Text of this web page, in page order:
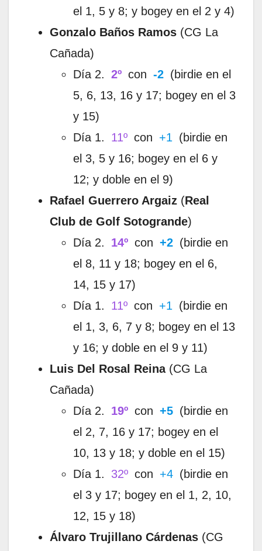
el 1, 5 y 8; y bogey en el 2 y 4)
Gonzalo Baños Ramos (CG La
Cañada)
Día 2. 2º con -2 (birdie en el
5, 6, 13, 16 y 17; bogey en el 3
y 15)
Día 1.
11º con +1 (birdie en
el 3, 5 y 16; bogey en el 6 y
12; y doble en el 9)
Rafael Guerrero Argaiz (Real
Club de Golf Sotogrande)
Día 2.
14º con +2 (birdie en
el 8, 11 y 18; bogey en el 6,
14, 15 y 17)
Día 1.
11º con +1 (birdie en
el 1, 3, 6, 7 y 8; bogey en el 13
y 16; y doble en el 9 y 11)
Luis Del Rosal Reina(CG La
Cañada)
Día 2.
19º con +5 (birdie en
el 2, 7, 16 y 17; bogey en el
10, 13 y 18; y doble en el 15)
Día 1.
32º con +4 (birdie en
el 3 y 17; bogey en el 1, 2, 10,
12, 15 y 18)
Álvaro Trujillano Cárdenas (CG